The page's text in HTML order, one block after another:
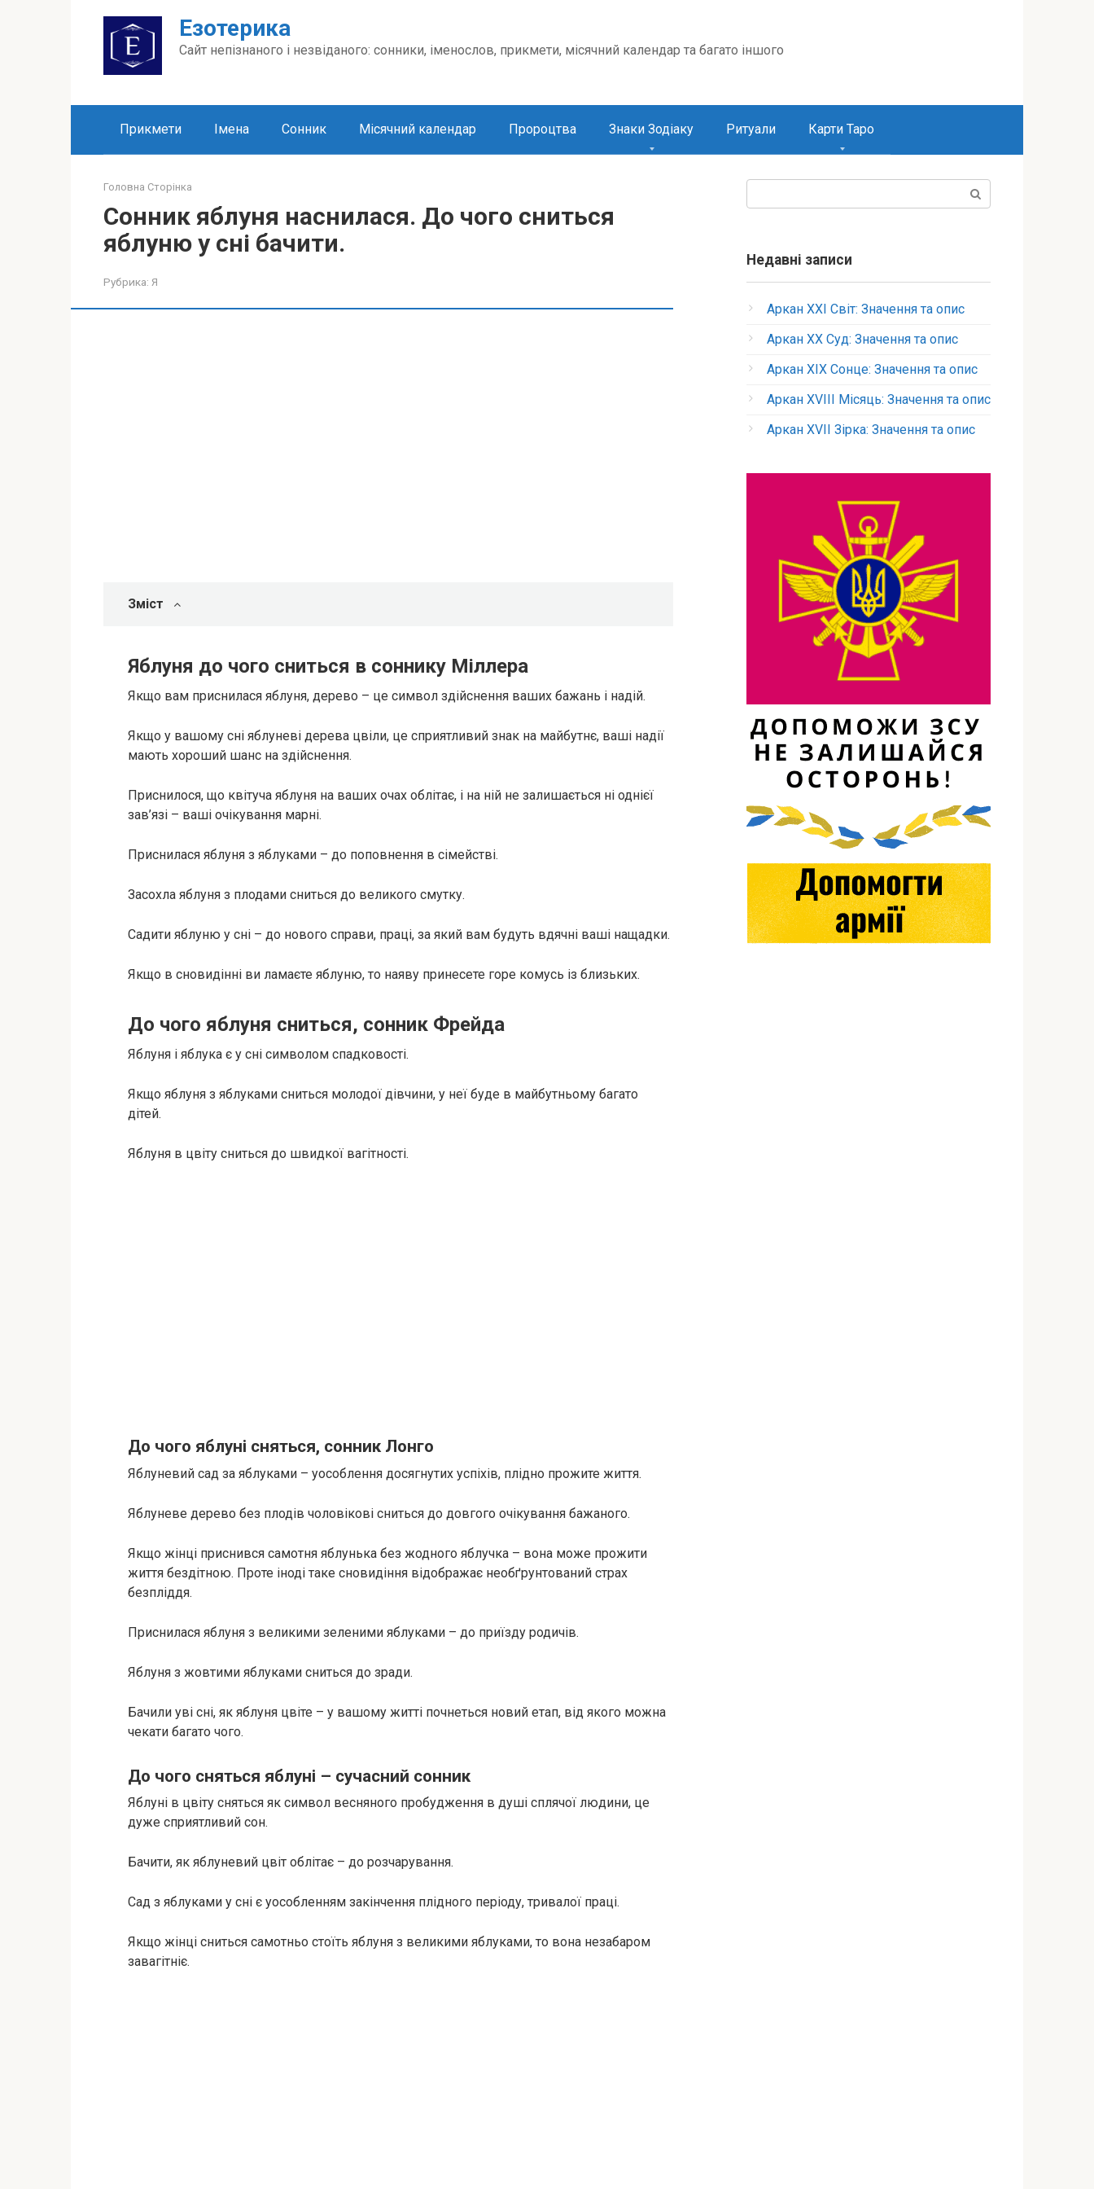
Езотерика
Сайт непізнаного і незвіданого: сонники, іменослов, прикмети, місячний календар та багато іншого
Прикмети Імена Сонник Місячний календар Пророцтва Знаки Зодіаку Ритуали Карти Таро
Головна Сторінка
Сонник яблуня наснилася. До чого сниться
яблуню у сні бачити.
Рубрика: Я
Зміст
Яблуня до чого сниться в соннику Міллера
Якщо вам приснилася яблуня, дерево – це символ здійснення ваших бажань і надій.
Якщо у вашому сні яблуневі дерева цвіли, це сприятливий знак на майбутнє, ваші надії
мають хороший шанс на здійснення.
Приснилося, що квітуча яблуня на ваших очах облітає, і на ній не залишається ні однієї
зав’язі – ваші очікування марні.
Приснилася яблуня з яблуками – до поповнення в сімействі.
Засохла яблуня з плодами сниться до великого смутку.
Садити яблуню у сні – до нового справи, праці, за який вам будуть вдячні ваші нащадки.
Якщо в сновидінні ви ламаєте яблуню, то наяву принесете горе комусь із близьких.
До чого яблуня сниться, сонник Фрейда
Яблуня і яблука є у сні символом спадковості.
Якщо яблуня з яблуками сниться молодої дівчини, у неї буде в майбутньому багато
дітей.
Яблуня в цвіту сниться до швидкої вагітності.
До чого яблуні сняться, сонник Лонго
Яблуневий сад за яблуками – уособлення досягнутих успіхів, плідно прожите життя.
Яблуневе дерево без плодів чоловікові сниться до довгого очікування бажаного.
Якщо жінці приснився самотня яблунька без жодного яблучка – вона може прожити
життя бездітною. Проте іноді таке сновидіння відображає необґрунтований страх
безпліддя.
Приснилася яблуня з великими зеленими яблуками – до приїзду родичів.
Яблуня з жовтими яблуками сниться до зради.
Бачили уві сні, як яблуня цвіте – у вашому житті почнеться новий етап, від якого можна
чекати багато чого.
До чого сняться яблуні – сучасний сонник
Яблуні в цвіту сняться як символ весняного пробудження в душі сплячої людини, це
дуже сприятливий сон.
Бачити, як яблуневий цвіт облітає – до розчарування.
Сад з яблуками у сні є уособленням закінчення плідного періоду, тривалої праці.
Якщо жінці сниться самотньо стоїть яблуня з великими яблуками, то вона незабаром
завагітніє.
Недавні записи
Аркан XXI Світ: Значення та опис
Аркан XX Суд: Значення та опис
Аркан XIX Сонце: Значення та опис
Аркан XVIII Місяць: Значення та опис
Аркан XVII Зірка: Значення та опис